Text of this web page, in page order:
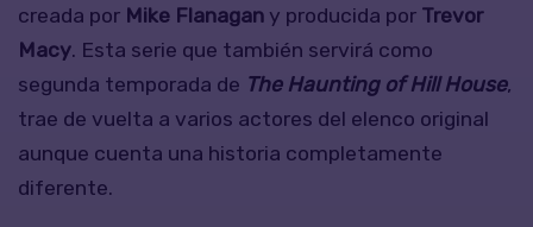
creada por Mike Flanagan y producida por Trevor
Macy. Esta serie que también servirá como
segunda temporada de The Haunting of Hill House,
trae de vuelta a varios actores del elenco original
aunque cuenta una historia completamente
diferente.